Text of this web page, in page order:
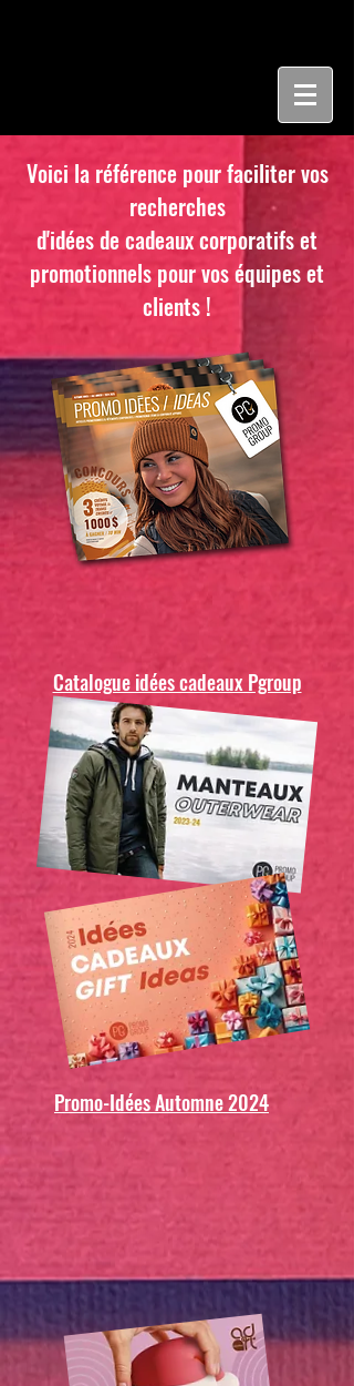
Voici la référence pour faciliter vos
recherches
d'idées de cadeaux corporatifs et
promotionnels pour vos équipes et
clients !
Catalogue idées cadeaux Pgroup
Promo-Idées Automne 2024